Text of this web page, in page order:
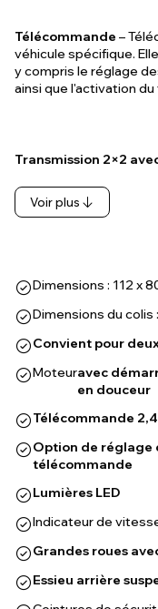
Télécommande –
véhicule spécifique.
y compris le réglage
ainsi que l'activation
Transmission 2×2
Voir plus
Dimensions : 112 x
Dimensions du colis
Convient pour
Moteuravec
en douceur
Télécommande
Option de réglage
télécommande
Lumières LED
Indicateur de
Grandes roues
Essieu arrière